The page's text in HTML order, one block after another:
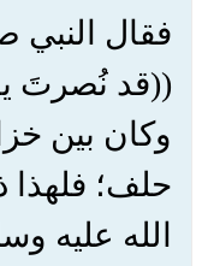
فقال النبي
((قد نُصرتَ
وكان بين
حلف؛ فلهذا
الله عليه